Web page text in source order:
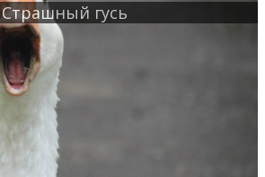
Страшный гусь